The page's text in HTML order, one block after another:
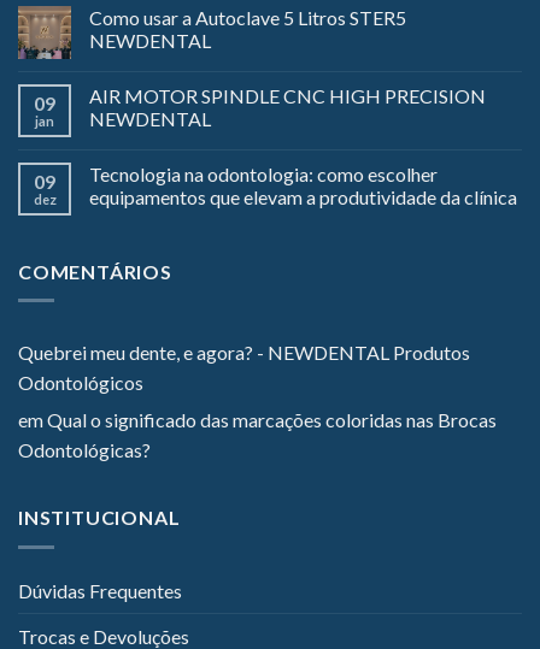
Como usar a Autoclave 5 Litros STER5
NEWDENTAL
09
jan
AIR MOTOR SPINDLE CNC HIGH PRECISION
NEWDENTAL
09
dez
Tecnologia na odontologia: como escolher
equipamentos que elevam a produtividade da clínica
COMENTÁRIOS
Quebrei meu dente, e agora? - NEWDENTAL Produtos
Odontológicos
emQual o significado das marcações coloridas nas Brocas
Odontológicas?
INSTITUCIONAL
Dúvidas Frequentes
Trocas e Devoluções